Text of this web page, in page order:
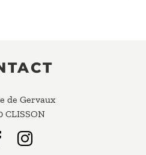
de Gervaux
CLISSON